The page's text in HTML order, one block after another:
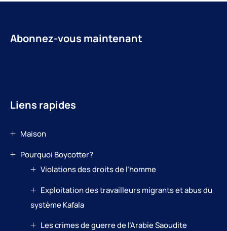
Abonnez-vous maintenant
Liens rapides
Maison
Pourquoi Boycotter?
Violations des droits de l’homme
Exploitation des travailleurs migrants et abus du
système Kafala
Les crimes de guerre de l’Arabie Saoudite